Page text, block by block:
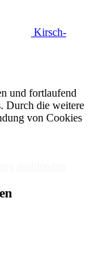
Kirsch-
und fortlaufend
Durch die weitere
von Cookies